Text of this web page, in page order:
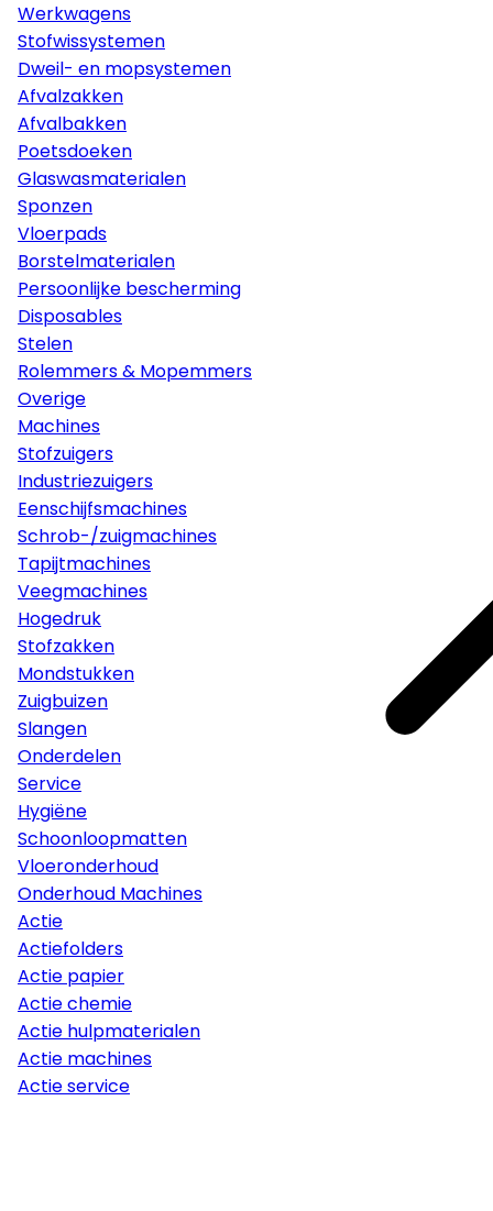
Werkwagens
Stofwissystemen
Dweil- en mopsystemen
Afvalzakken
Afvalbakken
Poetsdoeken
Glaswasmaterialen
Sponzen
Vloerpads
Borstelmaterialen
Persoonlijke bescherming
Disposables
Stelen
Rolemmers & Mopemmers
Overige
Machines
Stofzuigers
Industriezuigers
Eenschijfsmachines
Schrob-/zuigmachines
Tapijtmachines
Veegmachines
Hogedruk
Stofzakken
Mondstukken
Zuigbuizen
Slangen
Onderdelen
Service
Hygiëne
Schoonloopmatten
Vloeronderhoud
Onderhoud Machines
Actie
Actiefolders
Actie papier
Actie chemie
Actie hulpmaterialen
Actie machines
Actie service